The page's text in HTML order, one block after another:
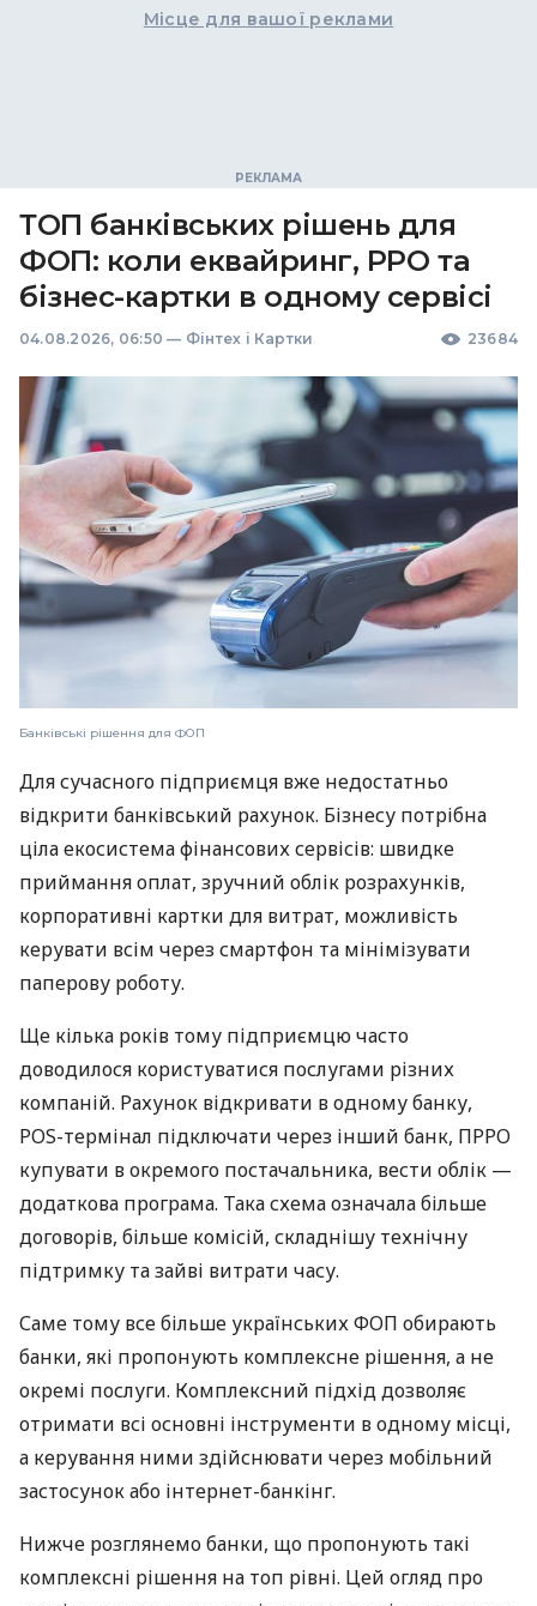
Місце для вашої реклами
ТОП банківських рішень для
ФОП: коли еквайринг, РРО та
бізнес-картки в одному сервісі
04.08.2026, 06:50 — Фінтех і Картки 23684
Банківські рішення для ФОП
Для сучасного підприємця вже недостатньо
відкрити банківський рахунок. Бізнесу потрібна
ціла екосистема фінансових сервісів: швидке
приймання оплат, зручний облік розрахунків,
корпоративні картки для витрат, можливість
керувати всім через смартфон та мінімізувати
паперову роботу.
Ще кілька років тому підприємцю часто
доводилося користуватися послугами різних
компаній. Рахунок відкривати в одному банку,
POS-термінал підключати через інший банк, ПРРО
купувати в окремого постачальника, вести облік —
додаткова програма. Така схема означала більше
договорів, більше комісій, складнішу технічну
підтримку та зайві витрати часу.
Саме тому все більше українських ФОП обирають
банки, які пропонують комплексне рішення, а не
окремі послуги. Комплексний підхід дозволяє
отримати всі основні інструменти в одному місці,
а керування ними здійснювати через мобільний
застосунок або інтернет-банкінг.
Нижче розглянемо банки, що пропонують такі
комплексні рішення на топ рівні. Цей огляд про